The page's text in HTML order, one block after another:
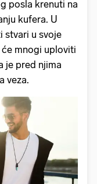
posla krenuti na
kufera. U
stvari u svoje
mnogi uploviti
je pred njima
veza.